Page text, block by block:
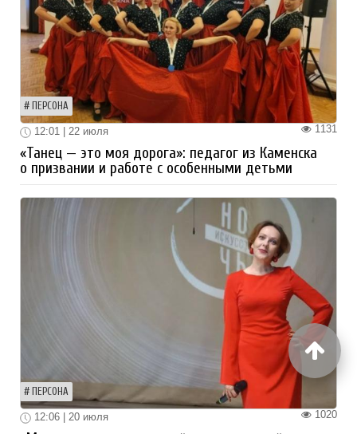
ПЕРСОНА
1131
12:01 | 22 июля
«Танец — это моя дорога»: педагог из Каменска
о призвании и работе с особенными детьми
ПЕРСОНА
1020
12:06 | 20 июля